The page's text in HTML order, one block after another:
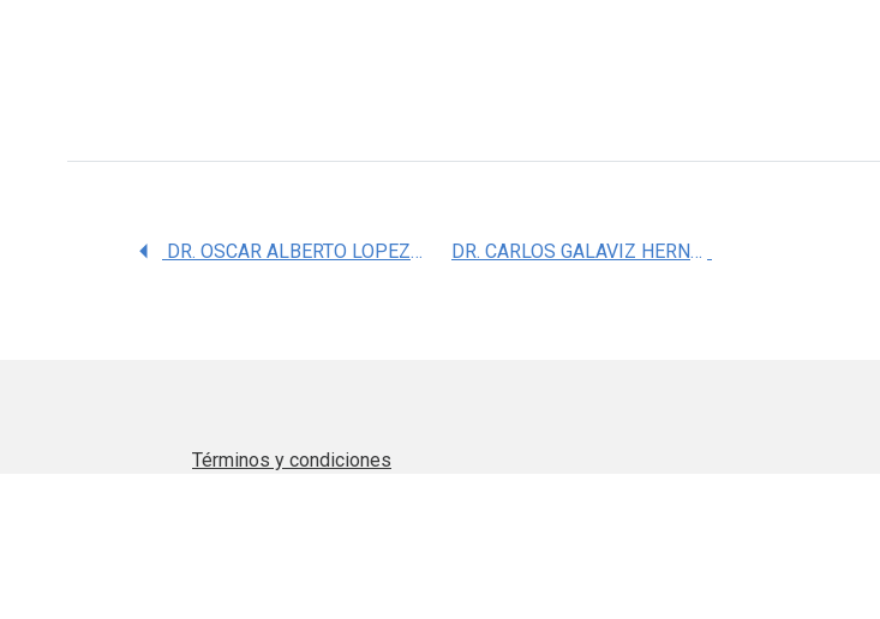
DR. OSCAR ALBERTO LOPEZ CANALES DR. CARLOS GALAVIZ HERNANDEZ
Términos y condiciones